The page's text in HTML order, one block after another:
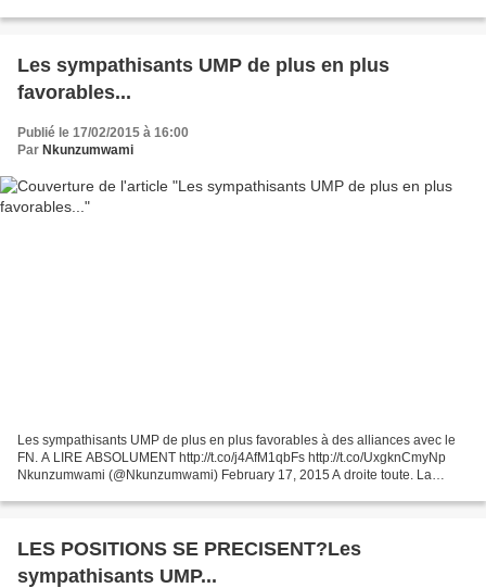
Les sympathisants UMP de plus en plus
favorables...
Publié le 17/02/2015 à 16:00
Par Nkunzumwami
Les sympathisants UMP de plus en plus favorables à des alliances avec le
FN. A LIRE ABSOLUMENT http://t.co/j4AfM1qbFs http://t.co/UxgknCmyNp
Nkunzumwami (@Nkunzumwami) February 17, 2015 A droite toute. La
LES POSITIONS SE PRECISENT?Les
sympathisants UMP...